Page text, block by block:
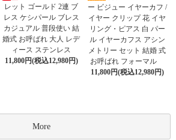
レット ゴールド 2連 ブ
レス ケシパール ブレス
カジュアル 普段使い 結
婚式 お呼ばれ 大人 レデ
ィース ステンレス
11,800円(税込12,980円)
ー ビジュー イヤーカフ /
イヤー クリップ 花 イヤ
リング・ピアス 白 パー
ル イヤーカフス アシン
メトリー セット 結婚 式
お呼ばれ フォーマル
11,800円(税込12,980円)
More